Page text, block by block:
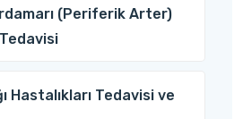
(Periferik Arter)
Tedavisi
Hastalıkları Tedavisi ve